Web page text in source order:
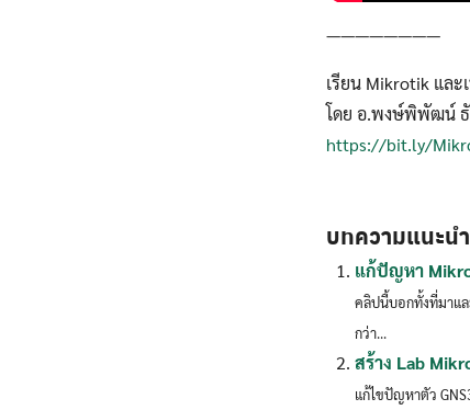
————————
เรียน Mikrotik แล
โดย อ.พงษ์พิพัฒน์ ธั
https://bit.ly/
บทความแนะน
แก้ปัญหา
คลิปนี้บอกทั้งที่มาแล
กว่า...
สร้าง Lab
แก้ไขปัญหาตัว